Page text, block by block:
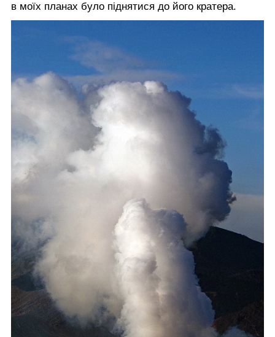
в моїх планах було піднятися до його кратера.